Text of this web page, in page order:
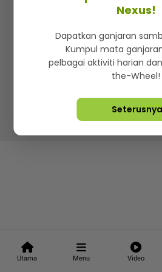
Utama Menu Video
Iklan di SMG360
Terma & Syarat
Lebih hot,
Hakcipta Terpelihara ©2026. Star
Nexus!
Dapatkan ganjaran
Kumpul mata
pelbagai aktiviti harian
the-Wheel!
Seterusnya